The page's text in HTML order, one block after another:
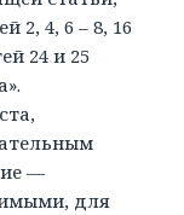
2, 4, 6 – 8, 16
24 и 25
—
для